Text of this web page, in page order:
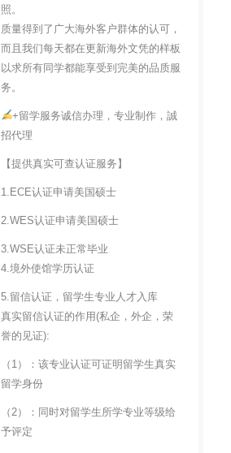
照。
质量得到了广大海外客户群体的认可，
而且我们每天都在更新海外文凭的样板
以求所有同学都能享受到完美的品质服
务。
+留学服务诚信办理，专业制作，誠
招代理
【提供真实可查认证服务】
1.ECE认证申请美国硕士
2.WES认证申请美国硕士
3.WSE认证未正常毕业
4.境外使馆学历认证
5.留信认证，留学生专业人才入库
真实留信认证的作用(私企，外企，荣
誉的见证):
（1）：该专业认证可证明留学生真实
留学身份
（2）：同时对留学生所学专业等级给
予评定